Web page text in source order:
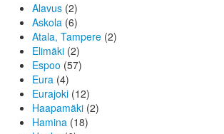
Alavus (2)
Askola (6)
Atala, Tampere (2)
Elimäki (2)
Espoo (57)
Eura (4)
Eurajoki (12)
Haapamäki (2)
Hamina (18)